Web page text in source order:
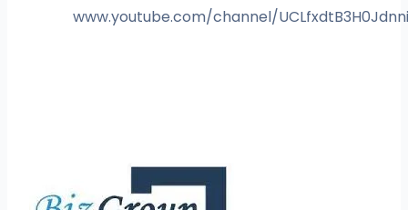
www.youtube.com/channel/